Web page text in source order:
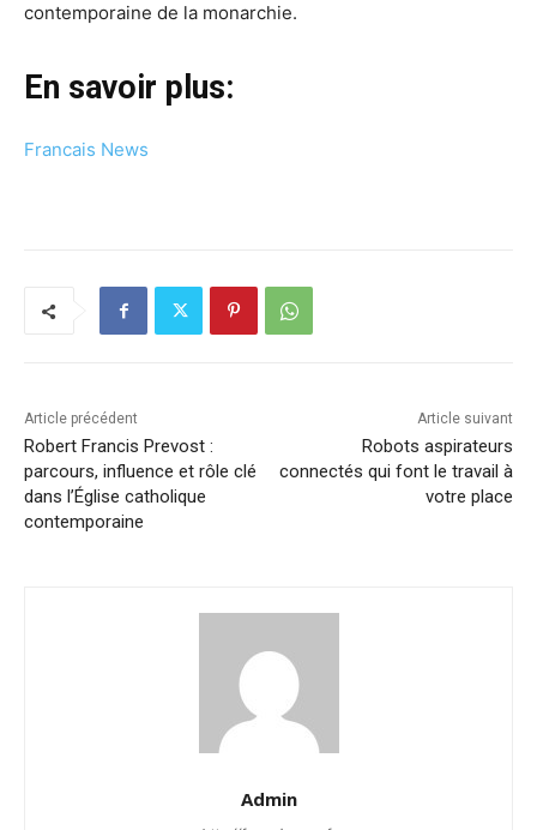
contemporaine de la monarchie.
En savoir plus:
Francais News
Article précédent
Robert Francis Prevost :
parcours, influence et rôle clé
dans l’Église catholique
contemporaine
Article suivant
Robots aspirateurs
connectés qui font le travail à
votre place
Admin